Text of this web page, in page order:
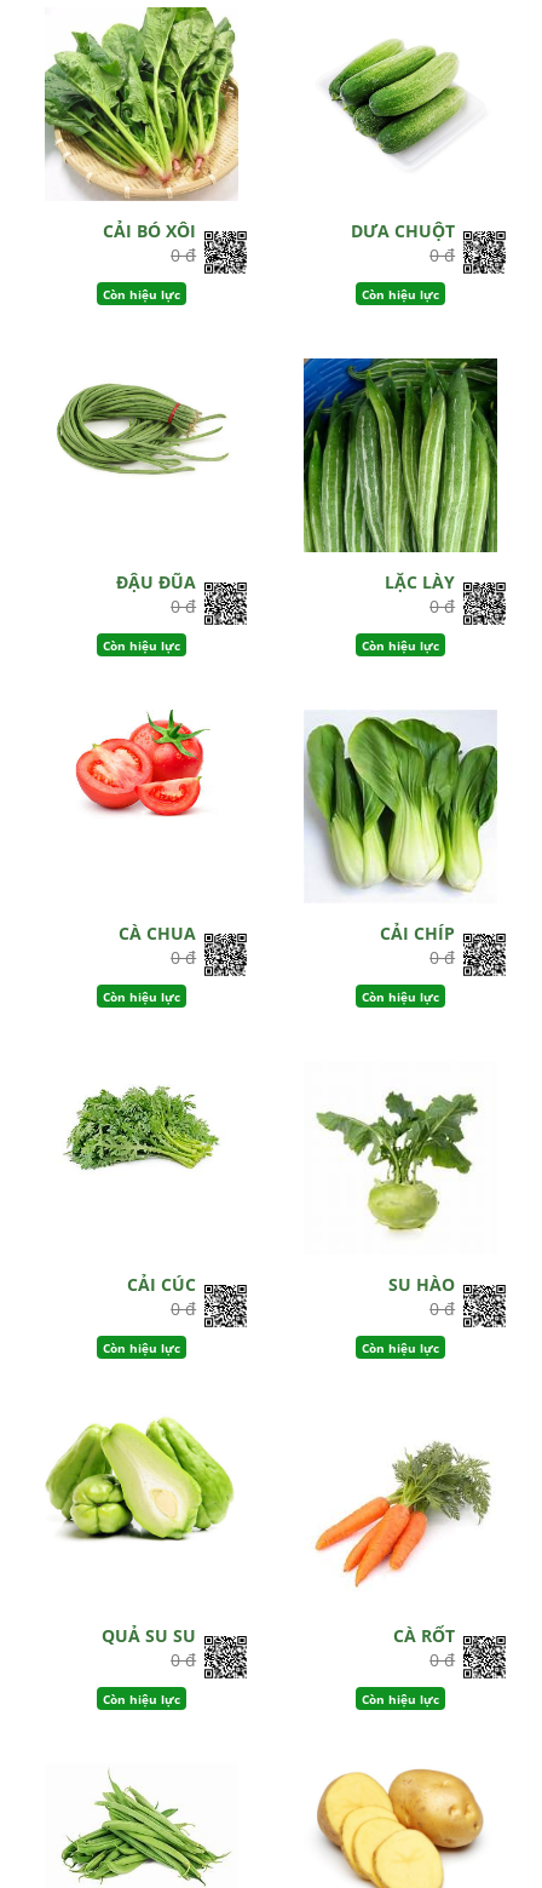
CẢI BÓ XÔI
0 đ
Còn hiệu lực
DƯA CHUỘT
0 đ
Còn hiệu lực
ĐẬU ĐŨA
0 đ
Còn hiệu lực
LẶC LÀY
0 đ
Còn hiệu lực
CÀ CHUA
0 đ
Còn hiệu lực
CẢI CHÍP
0 đ
Còn hiệu lực
CẢI CÚC
0 đ
Còn hiệu lực
SU HÀO
0 đ
Còn hiệu lực
QUẢ SU SU
0 đ
Còn hiệu lực
CÀ RỐT
0 đ
Còn hiệu lực